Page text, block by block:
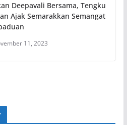
Deepavali Bersama, Tengku
Ajak Semarakkan Semangat
11, 2023